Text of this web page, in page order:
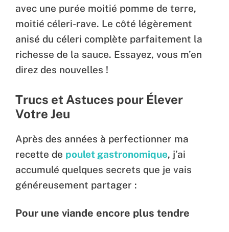
avec une purée moitié pomme de terre,
moitié céleri-rave. Le côté légèrement
anisé du céleri complète parfaitement la
richesse de la sauce. Essayez, vous m’en
direz des nouvelles !
Trucs et Astuces pour Élever
Votre Jeu
Après des années à perfectionner ma
recette de poulet gastronomique, j’ai
accumulé quelques secrets que je vais
généreusement partager :
Pour une viande encore plus tendre